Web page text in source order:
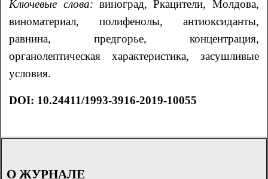
Ключевые слова: виноград, Ркацители, Молдова,
виноматериал, полифенолы, антиоксиданты,
равнина, предгорье, концентрация,
органолептическая характеристика, засушливые
условия.
DOI: 10.24411/1993-3916-2019-10055
О ЖУРНАЛЕ